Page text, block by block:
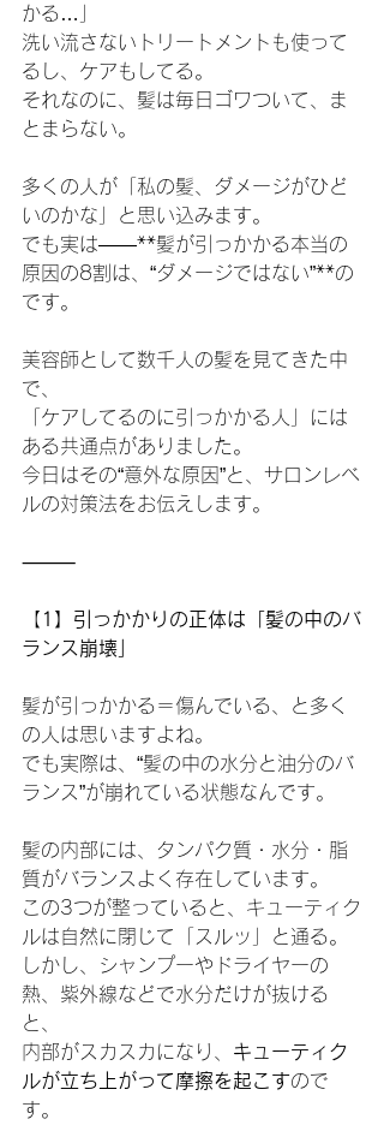
かる…」
洗い流さないトリートメントも使って
るし、ケアもしてる。
それなのに、髪は毎日ゴワついて、ま
とまらない。
多くの人が「私の髪、ダメージがひど
いのかな」と思い込みます。
でも実は——**髪が引っかかる本当の
原因の8割は、“ダメージではない”**の
です。
美容師として数千人の髪を見てきた中
で、
「ケアしてるのに引っかかる人」には
ある共通点がありました。
今日はその“意外な原因”と、サロンレベ
ルの対策法をお伝えします。
⸻
【 1】引っかかりの正体は「髪の中のバ
ランス崩壊」
髪が引っかかる＝傷んでいる、と多く
の人は思いますよね。
でも実際は、“髪の中の水分と油分のバ
ランス”が崩れている状態なんです。
髪の内部には、タンパク質・水分・脂
質がバランスよく存在しています。
この3つが整っていると、キューティク
ルは自然に閉じて「スルッ」と通る。
しかし、シャンプーやドライヤーの
熱、紫外線などで水分だけが抜ける
と、
内部がスカスカになり、 キューティク
ルが立ち上がって摩擦を起こすので
す。